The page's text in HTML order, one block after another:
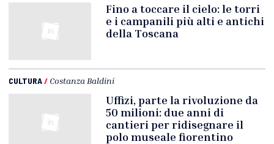
Fino a toccare il cielo: le torri
e i campanili più alti e antichi
della Toscana
CULTURA/ Costanza Baldini
Uffizi, parte la rivoluzione da
50 milioni: due anni di
cantieri per ridisegnare il
polo museale fiorentino